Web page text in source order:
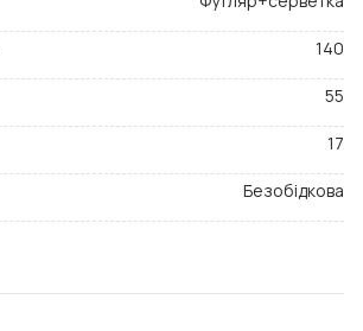
140
55
17
Безобідкова